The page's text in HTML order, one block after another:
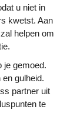
u niet in
kwetst. Aan
helpen om
je gemoed.
gulheid.
partner uit
te